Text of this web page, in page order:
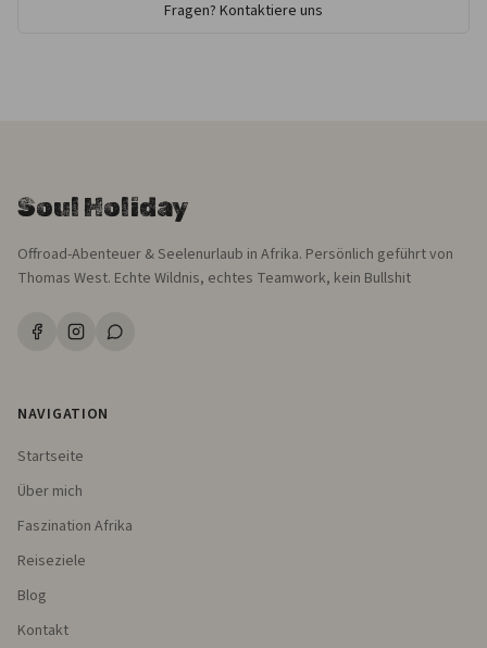
Fragen? Kontaktiere uns
Soul Holiday
Offroad-Abenteuer & Seelenurlaub in Afrika. Persönlich geführt von
Thomas West. Echte Wildnis, echtes Teamwork, kein Bullshit
NAVIGATION
Startseite
Über mich
Faszination Afrika
Reiseziele
Blog
Kontakt